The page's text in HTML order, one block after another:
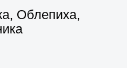
Облепиха,